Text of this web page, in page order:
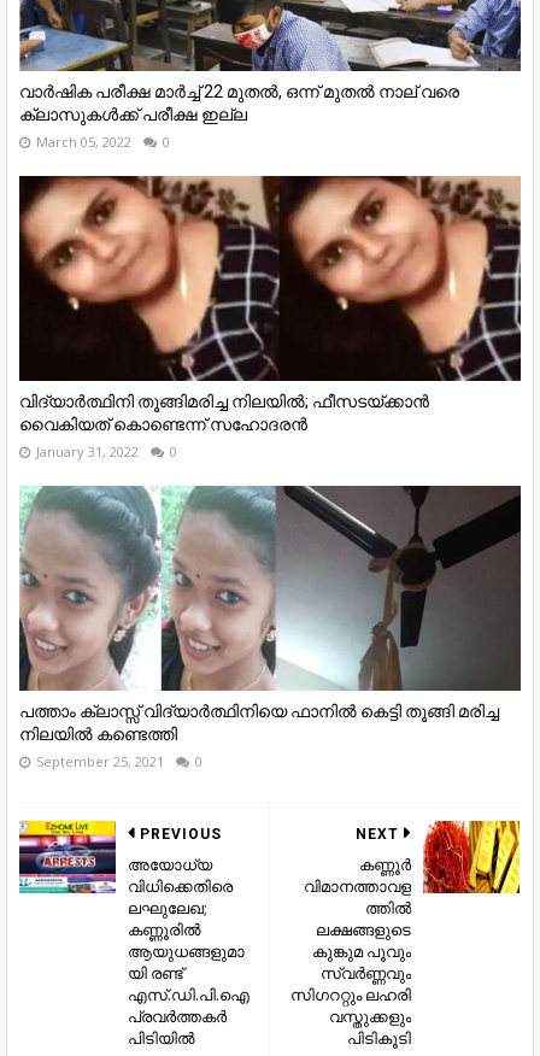
വാര്‍ഷിക പരീക്ഷ മാര്‍ച്ച് 22 മുതല്‍, ഒന്ന് മുതല്‍ നാല് വരെ
ക്ലാസുകള്‍ക്ക് പരീക്ഷ ഇല്ല
March 05, 2022 0
വിദ്യാർത്ഥിനി തൂങ്ങിമരിച്ച നിലയിൽ; ഫീസടയ്ക്കാൻ
വൈകിയത് കൊണ്ടെന്ന് സഹോദരൻ
January 31, 2022 0
പത്താം ക്ലാസ്സ് വിദ്യാർത്ഥിനിയെ ഫാനിൽ കെട്ടി തൂങ്ങി മരിച്ച
നിലയിൽ കണ്ടെത്തി
September 25, 2021 0
NEXT
കണ്ണൂര്‍
വിമാനത്താവള
ത്തില്‍
ലക്ഷങ്ങളുടെ
കുങ്കുമ പൂവും
സ്വര്‍ണ്ണവും
സിഗററ്റും ലഹരി
വസ്തുക്കളും
പിടികൂടി
PREVIOUS
അയോധ്യ
വിധിക്കെതിരെ
ലഘുലേഖ;
കണ്ണൂരില്‍
ആയുധങ്ങളുമാ
യി രണ്ട്
എസ്.ഡി.പി.ഐ
പ്രവര്‍ത്തകര്‍
പിടിയില്‍